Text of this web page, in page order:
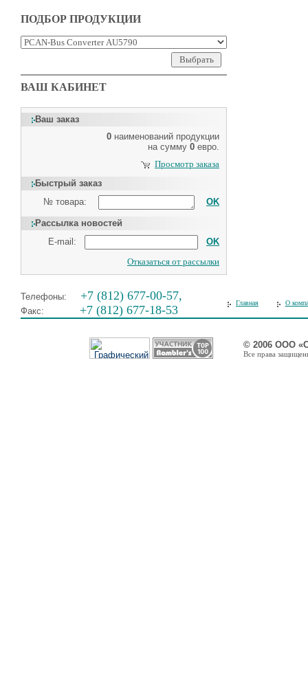
ПОДБОР ПРОДУКЦИИ
ВАШ КАБИНЕТ
Ваш заказ
0 наименований продукции
на сумму 0 евро.
Просмотр заказа
Быстрый заказ
№ товара:
OK
Рассылка новостей
E-mail:
OK
Отказаться от рассылки
Телефоны: +7 (812) 677-00-57,
Факс: +7 (812) 677-18-53
Главная О
© 2006 ООО
Все права